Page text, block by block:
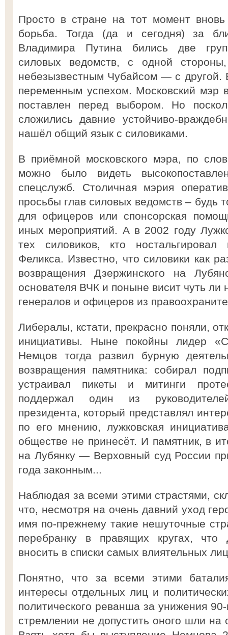
Просто в стране на тот момент вновь
борьба. Тогда (да и сегодня) за
Владимира Путина бились две
силовых ведомств, с одной
небезызвестным Чубайсом — с другой.
переменным успехом. Московский мэр
поставлен перед выбором. Но
сложились давние устойчиво-
нашёл общий язык с силовиками.
В приёмной московского мэра, по
можно было видеть
спецслужб. Столичная мэрия
просьбы глав силовых ведомств – будь
для офицеров или спонсорская
иных мероприятий. А в 2002 году
тех силовиков, кто ностальгировал
Феликса. Известно, что силовики как
возвращения Дзержинского на
основателя ВЧК и поныне висит чуть
генералов и офицеров из
Либералы, кстати, прекрасно поняли,
инициативы. Ныне покойны лидер
Немцов тогда развил бурную
возвращения памятника: собирал
устраивал пикеты и митинги
поддержал один из
президента, который представлял
по его мнению, лужковская
обществе не принесёт. И памятник, в
на Лубянку — Верховный суд России
года законным...
Наблюдая за всеми этими страстями,
что, несмотря на очень давний уход
имя по-прежнему такие нешуточные
перебранку в правящих кругах, что
вносить в списки самых влиятельных
Понятно, что за всеми этими
интересы отдельных лиц и
политического реванша за унижения
стремлении не допустить оного шли на